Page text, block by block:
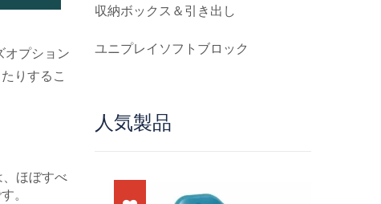
オプション
りするこ
ほぼすべ
。
収納ボックス＆引き出し
ユニプレイソフトブロック
人気製品